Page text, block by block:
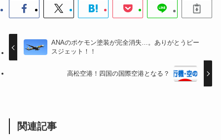
ANAのポケモン塗装が完全消失…。ありがとうピー
スジェット！！
高松空港！四国の国際空港となる？
関連記事